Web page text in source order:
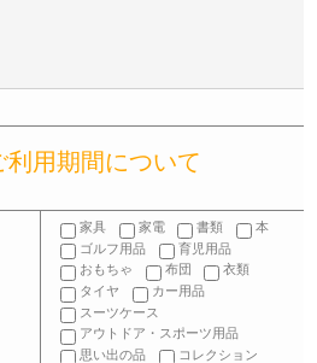
用期間について
家具 家電 書類
本
ゴルフ用品
育児用品
おもちゃ
布団
衣類
タイヤ
カー用品
スーツケース
アウトドア・スポーツ用品
思い出の品
コレクション